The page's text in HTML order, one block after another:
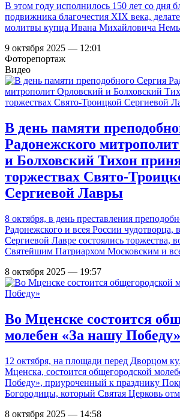
В этом году исполнилось 150 лет со дня
подвижника благочестия XIX века,
молитвы купца Ивана Михайловича
9 октября 2025 — 12:01
Фоторепортаж
Видео
В день памяти
Радонежского
и Болховский Тихон
торжествах Свято-
Сергиевой Лавры
8 октября, в день преставления
Радонежского и всея России чудотворца,
Сергиевой Лавре состоялись торжества,
Святейшим Патриархом Московским и
8 октября 2025 — 19:57
Во Мценске состоится
молебен «За нашу Победу»
12 октября, на площади перед Дворцом
Мценска, состоится общегородской
Победу», приуроченный к празднику
Богородицы, который Святая Церковь
8 октября 2025 — 14:58